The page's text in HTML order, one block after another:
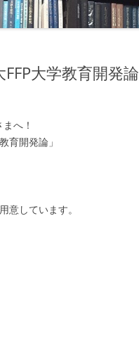
大学教育開発論
へ！
育開発論」
意しています。